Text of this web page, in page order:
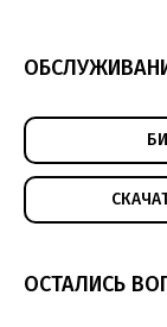
ОСТАЛИСЬ